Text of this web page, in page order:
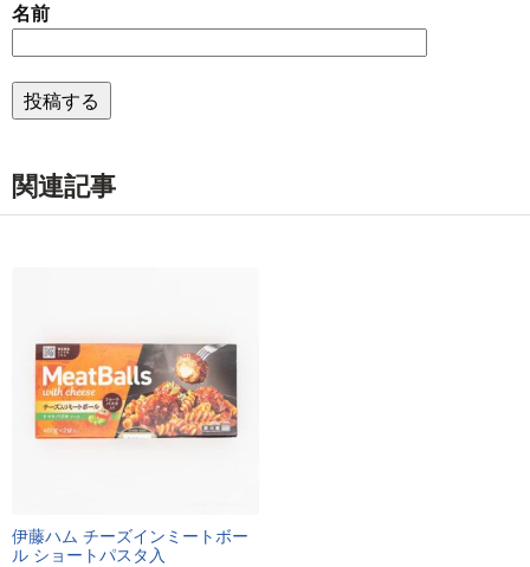
名前
関連記事
伊藤ハム チーズインミートボー
ル ショートパスタ入